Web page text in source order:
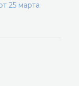
25 марта